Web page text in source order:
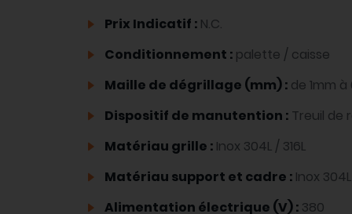
Prix Indicatif : N.C.
Conditionnement : palette / caisse
Maille de dégrillage (mm) : de 1mm
Dispositif de manutention : Treuil de
Matériau grille : Inox 304L / 316L
Matériau support et cadre : Inox
Alimentation électrique (V) : 380